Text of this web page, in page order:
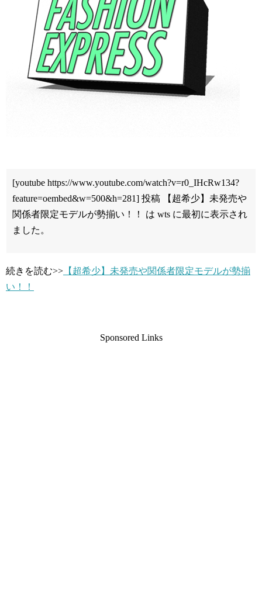
[youtube https://www.youtube.com/watch?v=r0_IHcRw134?
feature=oembed&w=500&h=281] 投稿 【超希少】未発売や
関係者限定モデルが勢揃い！！ は wts に最初に表示され
ました。
続きを読む>> 【超希少】未発売や関係者限定モデルが勢揃
い！！
Sponsored Links